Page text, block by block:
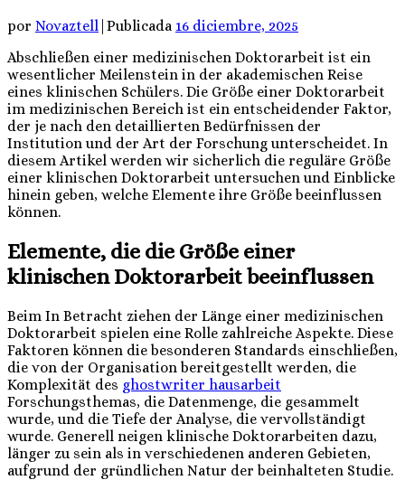
por Novaztell | Publicada 16 diciembre, 2025
Abschließen einer medizinischen Doktorarbeit ist ein
wesentlicher Meilenstein in der akademischen Reise
eines klinischen Schülers. Die Größe einer Doktorarbeit
im medizinischen Bereich ist ein entscheidender Faktor,
der je nach den detaillierten Bedürfnissen der
Institution und der Art der Forschung unterscheidet. In
diesem Artikel werden wir sicherlich die reguläre Größe
einer klinischen Doktorarbeit untersuchen und Einblicke
hinein geben, welche Elemente ihre Größe beeinflussen
können.
Elemente, die die Größe einer
klinischen Doktorarbeit beeinflussen
Beim In Betracht ziehen der Länge einer medizinischen
Doktorarbeit spielen eine Rolle zahlreiche Aspekte. Diese
Faktoren können die besonderen Standards einschließen,
die von der Organisation bereitgestellt werden, die
Komplexität des ghostwriter hausarbeit
Forschungsthemas, die Datenmenge, die gesammelt
wurde, und die Tiefe der Analyse, die vervollständigt
wurde. Generell neigen klinische Doktorarbeiten dazu,
länger zu sein als in verschiedenen anderen Gebieten,
aufgrund der gründlichen Natur der beinhalteten Studie.